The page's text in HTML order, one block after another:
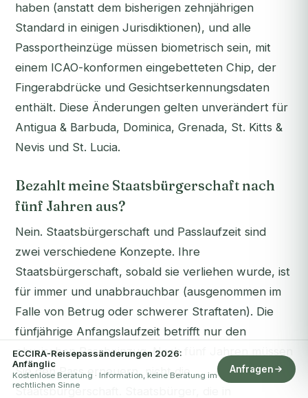
haben (anstatt dem bisherigen zehnjährigen
Standard in einigen Jurisdiktionen), und alle
Passportheinzüge müssen biometrisch sein, mit
einem ICAO-konformen eingebetteten Chip, der
Fingerabdrücke und Gesichtserkennungsdaten
enthält. Diese Änderungen gelten unverändert für
Antigua & Barbuda, Dominica, Grenada, St. Kitts &
Nevis und St. Lucia.
Bezahlt meine Staatsbürgerschaft nach
fünf Jahren aus?
Nein. Staatsbürgerschaft und Passlaufzeit sind
zwei verschiedene Konzepte. Ihre
Staatsbürgerschaft, sobald sie verliehen wurde, ist
für immer und unabbrauchbar (ausgenommen im
Falle von Betrug oder schwerer Straftaten). Die
fünfjährige Anfangslaufzeit betrifft nur den
physischen Passheinzug. Nach fünf Jahren müssen
Sie den Pass erneuern, nicht die
Staatsbürgerschaft. Staatsbürger, die in
ECCIRA-Reisepassänderungen 2026:
Anfänglic
Kostenlose Beratung · Information, keine Beratung im
rechtlichen Sinne
Anfragen